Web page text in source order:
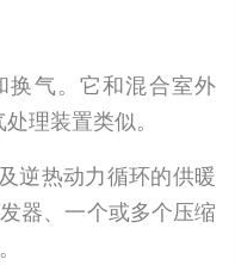
气。它和混合室外
理装置类似。
逆热动力循环的供暖
器、一个或多个压缩